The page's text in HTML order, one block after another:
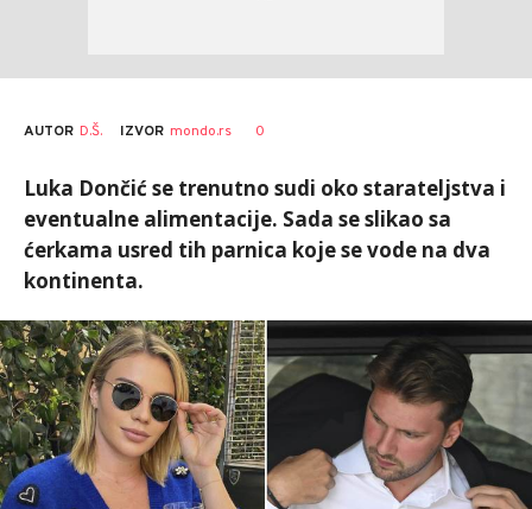
AUTOR D.Š. IZVOR mondo.rs 0
Luka Dončić se trenutno sudi oko starateljstva i
eventualne alimentacije. Sada se slikao sa
ćerkama usred tih parnica koje se vode na dva
kontinenta.